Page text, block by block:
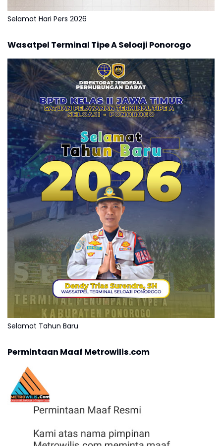
Selamat Hari Pers 2026
Wasatpel Terminal Tipe A Seloaji Ponorogo
Selamat Tahun Baru
Permintaan Maaf Metrowilis.com